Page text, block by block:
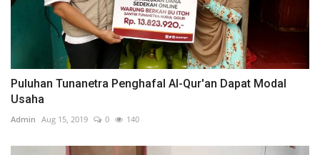
Puluhan Tunanetra Penghafal Al-Qur'an Dapat Modal
Usaha
Admin Aug 15, 2019 0 140